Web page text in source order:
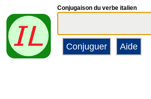
Conjugaison du verbe italien